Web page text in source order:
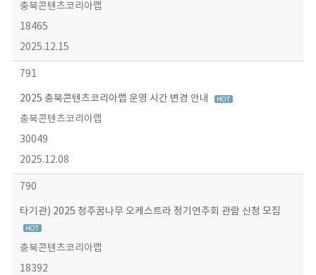
충북콘텐츠코리아랩
18465
2025.12.15
791
2025 충북콘텐츠코리아랩 운영 시간 변경 안내
충북콘텐츠코리아랩
30049
2025.12.08
790
타기관) 2025 청주꿈나무 오케스트라 정기연주회 관람 신청 모집
충북콘텐츠코리아랩
18392